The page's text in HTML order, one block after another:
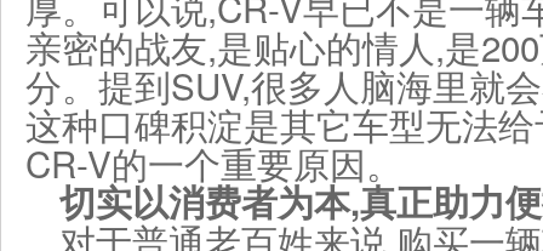
亲密的战友,是贴心的情人,是
分。提到SUV,很多人脑海里就
这种口碑积淀是其它车型无法
CR-V的一个重要原因。
切实以消费者为本,真正助力
对于普通老百姓来说,购买一